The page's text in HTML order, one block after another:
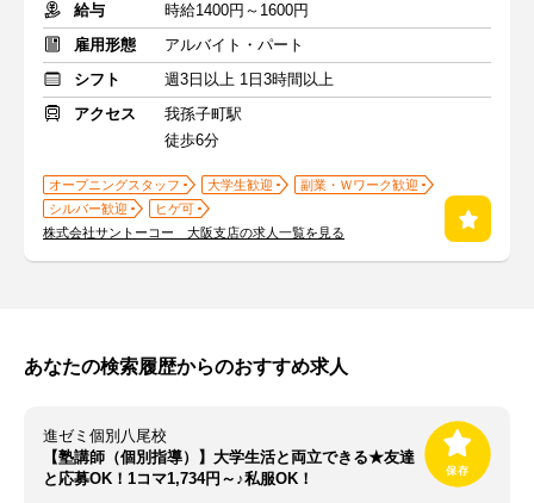
給与
時給1400円～1600円
雇用形態
アルバイト・パート
シフト
週3日以上 1日3時間以上
アクセス
我孫子町駅
徒歩6分
オープニングスタッフ 大学生歓迎
副業・Ｗワーク歓迎
シルバー歓迎
ヒゲ可
株式会社サントーコー 大阪支店の求人一覧を見る
あなたの検索履歴からのおすすめ求人
進ゼミ個別八尾校
【塾講師（個別指導）】大学生活と両立できる★友達
と応募OK！1コマ1,734円～♪私服OK！